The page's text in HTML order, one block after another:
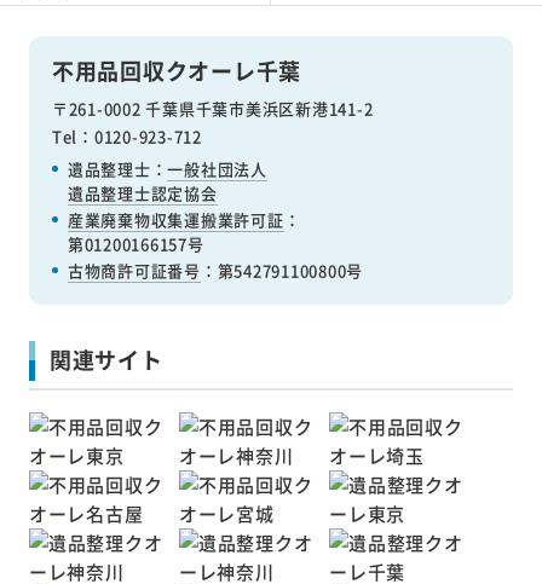
不用品回収クオーレ千葉
〒261-0002 千葉県千葉市美浜区新港141-2
Tel：0120-923-712
遺品整理士：一般社団法人
遺品整理士認定協会
産業廃棄物収集運搬業許可証 ：
第01200166157号
古物商許可証番号 ：第542791100800号
関連サイト